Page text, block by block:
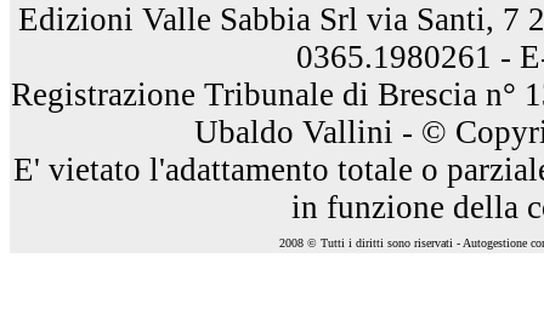
Edizioni Valle Sabbia Srl via Santi, 7
0365.1980261 -
Registrazione Tribunale di Brescia n°
Ubaldo Vallini - ©
E' vietato l'adattamento totale o
in funzione della
2008 © Tutti i diritti sono riservati - Autogestione